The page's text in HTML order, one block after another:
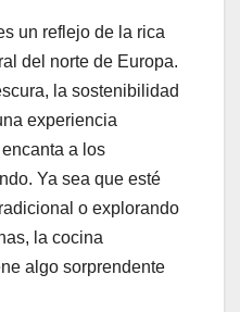
un reflejo de la rica
del norte de Europa.
la sostenibilidad
experiencia
a los
Ya sea que esté
o explorando
la cocina
algo sorprendente